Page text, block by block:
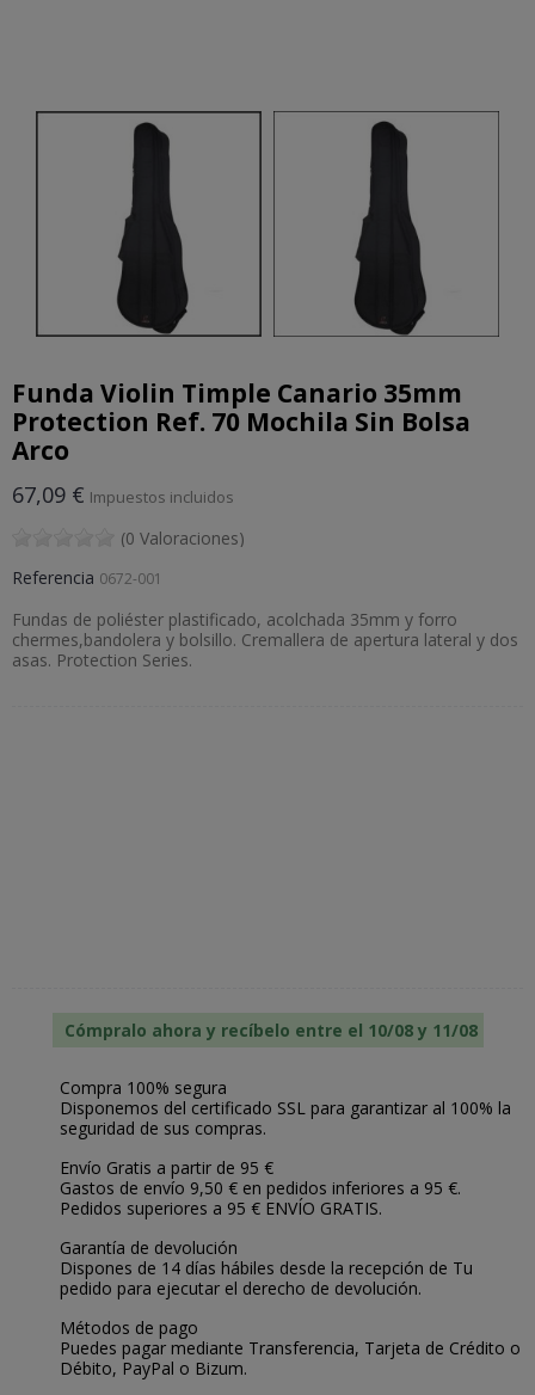
Funda Violin Timple Canario 35mm
Protection Ref. 70 Mochila Sin Bolsa
Arco
67,09 € Impuestos incluidos
(0 Valoraciones)
Referencia 0672-001
Fundas de poliéster plastificado, acolchada 35mm y forro
chermes,bandolera y bolsillo. Cremallera de apertura lateral y dos
asas. Protection Series.
Cómpralo ahora y recíbelo entre el 10/08 y 11/08
Compra 100% segura
Disponemos del certificado SSL para garantizar al 100% la
seguridad de sus compras.
Envío Gratis a partir de 95 €
Gastos de envío 9,50 € en pedidos inferiores a 95 €.
Pedidos superiores a 95 € ENVÍO GRATIS.
Garantía de devolución
Dispones de 14 días hábiles desde la recepción de Tu
pedido para ejecutar el derecho de devolución.
Métodos de pago
Puedes pagar mediante Transferencia, Tarjeta de Crédito o
Débito, PayPal o Bizum.